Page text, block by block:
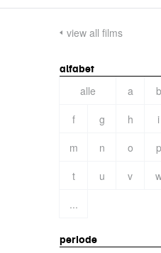
view all films
alfabet
alle a b
f
g h i
m
n o p
t
u v
...
periode